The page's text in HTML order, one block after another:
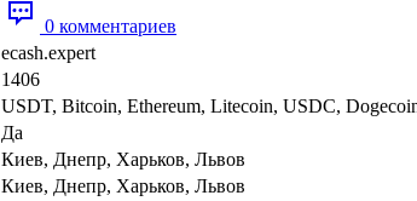
0 комментариев
ecash.expert
1406
USDT, Bitcoin, Ethereum, Litecoin, USDC,
Да
Киев, Днепр, Харьков, Львов
Киев, Днепр, Харьков, Львов